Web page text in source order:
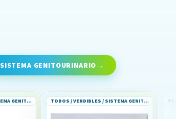
SISTEMA GENITOURINARIO
TODOS / VENDIBLES / SISTEMA GENITOURINARIO